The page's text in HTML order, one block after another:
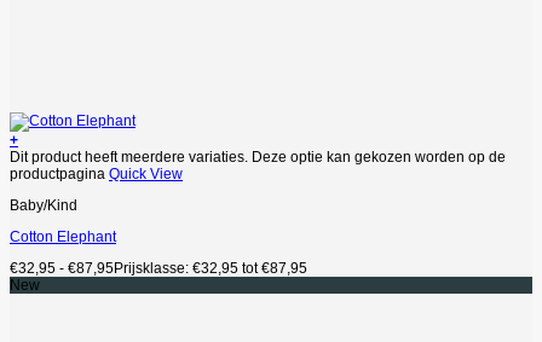
+
Dit product heeft meerdere variaties. Deze optie kan gekozen worden op de
productpagina Quick View
Baby/Kind
Cotton Elephant
€32,95 - €87,95Prijsklasse: €32,95 tot €87,95
New